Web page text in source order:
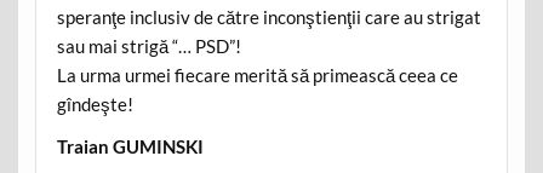
speranţe inclusiv de către inconştienţii care au strigat
sau mai strigă “… PSD”!
La urma urmei fiecare merită să primească ceea ce
gîndeşte!
Traian GUMINSKI